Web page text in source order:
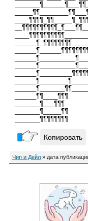
______¶¶____¶¶¶
_______¶___¶¶¶
_______¶_____¶¶
_______¶¶¶¶¶¶¶¶
Копировать
Чип и Дейл » дата